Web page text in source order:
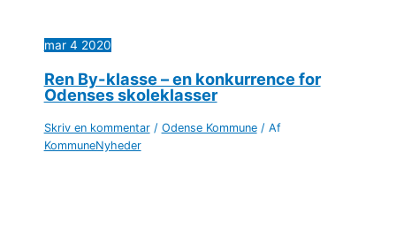
mar 4 2020
Ren By-klasse – en konkurrence for
Odenses skoleklasser
Skriv en kommentar / Odense Kommune/ Af
KommuneNyheder